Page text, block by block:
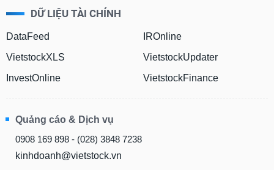
DỮ LIỆU TÀI CHÍNH
DataFeed
VietstockXLS
InvestOnline
IROnline
VietstockUpdater
VietstockFinance
Quảng cáo & Dịch vụ
0908 169 898 - (028) 3848 7238
kinhdoanh@vietstock.vn